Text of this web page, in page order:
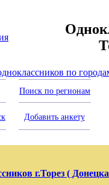
Поиск по регионам
Добавить анкету
г.Торез (